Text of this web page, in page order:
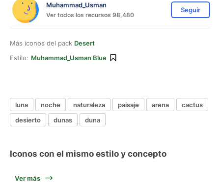
Muhammad_Usman
Ver todos los recursos 98,480
Seguir
Más iconos del pack Desert
Estilo: Muhammad_Usman Blue
luna noche naturaleza paisaje arena
cactus
desierto
dunas duna
Iconos con el mismo estilo y concepto
Ver más